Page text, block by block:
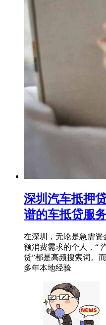
深圳汽车抵押
谱的车抵贷服
在深圳，无论是急需资
额消费需求的个人，“
贷”都是高频搜索词。
多年本地经验